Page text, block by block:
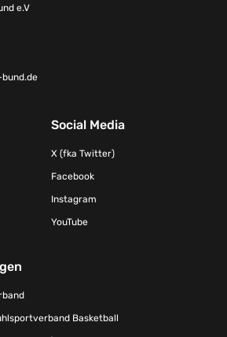
e.V
Social Media
X (fka Twitter)
Facebook
Instagram
YouTube
Basketball